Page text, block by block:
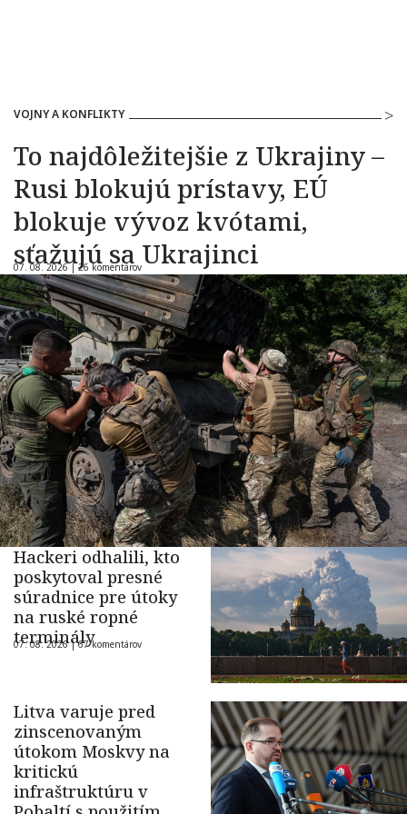
VOJNY A KONFLIKTY
To najdôležitejšie z Ukrajiny –
Rusi blokujú prístavy, EÚ
blokuje vývoz kvótami,
sťažujú sa Ukrajinci
07. 08. 2026 |26 komentárov
Hackeri odhalili, kto
poskytoval presné
súradnice pre útoky
na ruské ropné
terminály
07. 08. 2026 |67 komentárov
Litva varuje pred
zinscenovaným
útokom Moskvy na
kritickú
infraštruktúru v